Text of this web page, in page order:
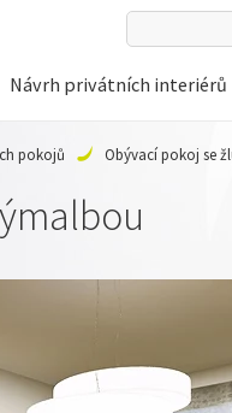
Návrh privátních interiérů
pokojů Obývací pokoj se